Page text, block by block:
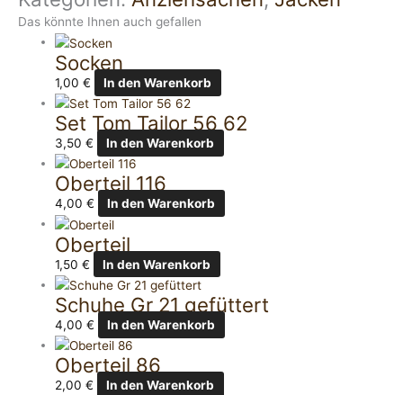
Das könnte Ihnen auch gefallen
Socken
1,00€ In den Warenkorb
Set Tom Tailor 56 62
3,50€ In den Warenkorb
Oberteil 116
4,00€ In den Warenkorb
Oberteil
1,50€ In den Warenkorb
Schuhe Gr 21 gefüttert
4,00€ In den Warenkorb
Oberteil 86
2,00€ In den Warenkorb